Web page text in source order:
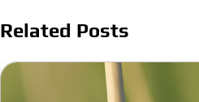
Related Posts